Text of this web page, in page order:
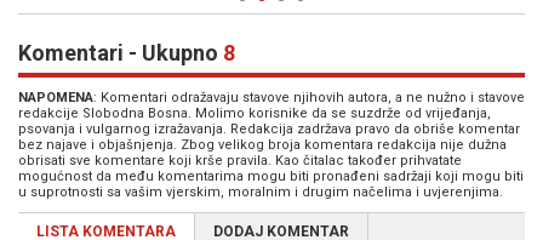
Komentari - Ukupno 8
NAPOMENA: Komentari odražavaju stavove njihovih autora, a ne nužno i stavove
redakcije Slobodna Bosna. Molimo korisnike da se suzdrže od vrijeđanja,
psovanja i vulgarnog izražavanja. Redakcija zadržava pravo da obriše komentar
bez najave i objašnjenja. Zbog velikog broja komentara redakcija nije dužna
obrisati sve komentare koji krše pravila. Kao čitalac također prihvatate
mogućnost da među komentarima mogu biti pronađeni sadržaji koji mogu biti
u suprotnosti sa vašim vjerskim, moralnim i drugim načelima i uvjerenjima.
LISTA KOMENTARA DODAJ KOMENTAR